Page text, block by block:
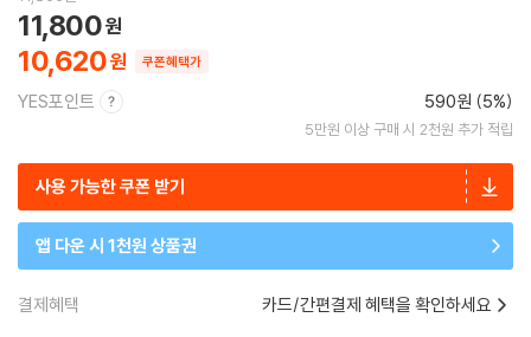
10,620
11,800
쿠폰혜택가
YES포인트 590원 (5%)
5만원 이상 구매 시 2천원 추가 적립
사용 가능한 쿠폰 받기
앱 다운 시 1천원 상품권
결제혜택 카드/간편결제 혜택을 확인하세요